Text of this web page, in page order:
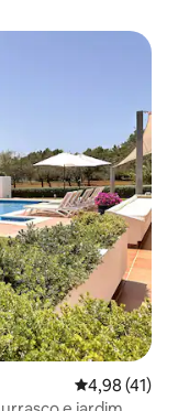
4,98 de uma
4,98 (41)